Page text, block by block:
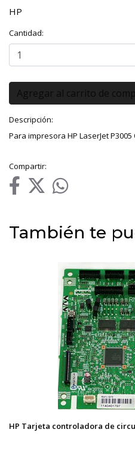
HP
Cantidad:
Descripción:
Para impresora HP LaserJet P3005
Compartir:
También te
HP Tarjeta controladora de